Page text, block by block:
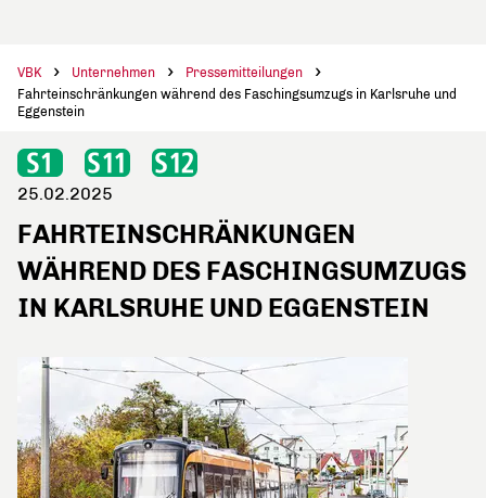
VBK Unternehmen
Pressemitteilungen
Fahrteinschränkungen während des Faschingsumzugs in Karlsruhe und
Eggenstein
25.02.2025
FAHRTEINSCHRÄNKUNGEN
WÄHREND DES FASCHINGSUMZUGS
IN KARLSRUHE UND EGGENSTEIN